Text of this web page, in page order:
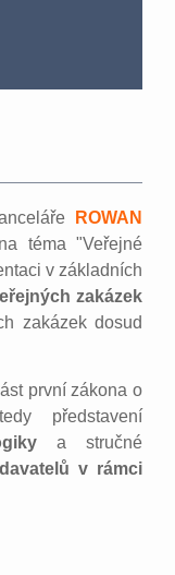
ROWAN
téma "Veřejné
v základních
zakázek
zakázek dosud
první zákona o
představení
a stručné
v rámci